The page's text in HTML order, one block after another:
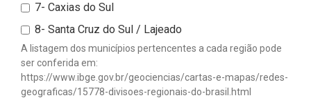
7- Caxias do Sul
8- Santa Cruz do Sul / Lajeado
A listagem dos municípios pertencentes a cada região pode
ser conferida em:
https://www.ibge.gov.br/geociencias/cartas-e-mapas/redes-
geograficas/15778-divisoes-regionais-do-brasil.html